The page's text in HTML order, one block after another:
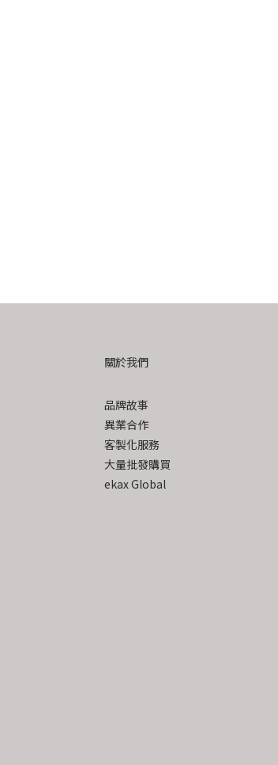
關於我們
品牌故事
異業合作
客製化服務
大量批發購買
ekax Global